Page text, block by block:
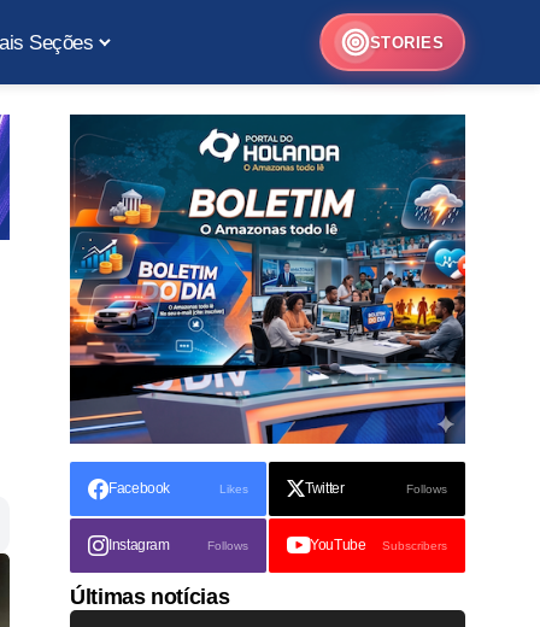
Seções STORIES
Facebook Likes Twitter Follows
Instagram Follows YouTube Subscribers
Últimas notícias